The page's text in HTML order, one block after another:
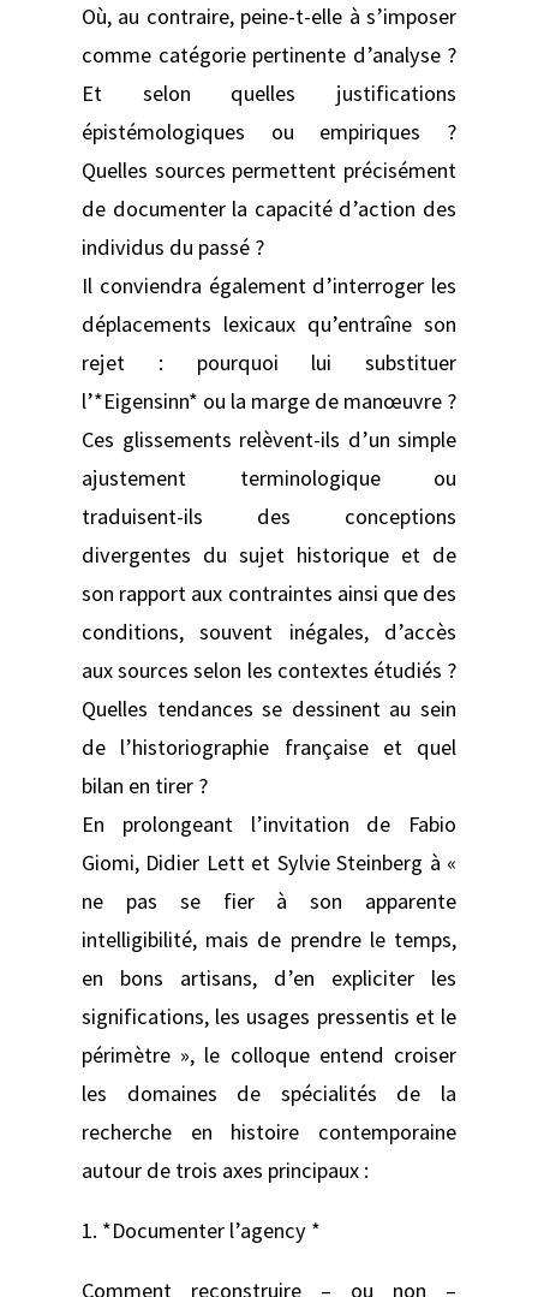
Où, au contraire, peine-t-elle à s’imposer
comme catégorie pertinente d’analyse ?
Et selon quelles justifications
épistémologiques ou empiriques ?
Quelles sources permettent précisément
de documenter la capacité d’action des
individus du passé ?
Il conviendra également d’interroger les
déplacements lexicaux qu’entraîne son
rejet : pourquoi lui substituer
l’*Eigensinn* ou la marge de manœuvre ?
Ces glissements relèvent-ils d’un simple
ajustement terminologique ou
traduisent-ils des conceptions
divergentes du sujet historique et de
son rapport aux contraintes ainsi que des
conditions, souvent inégales, d’accès
aux sources selon les contextes étudiés ?
Quelles tendances se dessinent au sein
de l’historiographie française et quel
bilan en tirer ?
En prolongeant l’invitation de Fabio
Giomi, Didier Lett et Sylvie Steinberg à «
ne pas se fier à son apparente
intelligibilité, mais de prendre le temps,
en bons artisans, d’en expliciter les
significations, les usages pressentis et le
périmètre », le colloque entend croiser
les domaines de spécialités de la
recherche en histoire contemporaine
autour de trois axes principaux :
1. *Documenter l’agency *
Comment reconstruire – ou non –